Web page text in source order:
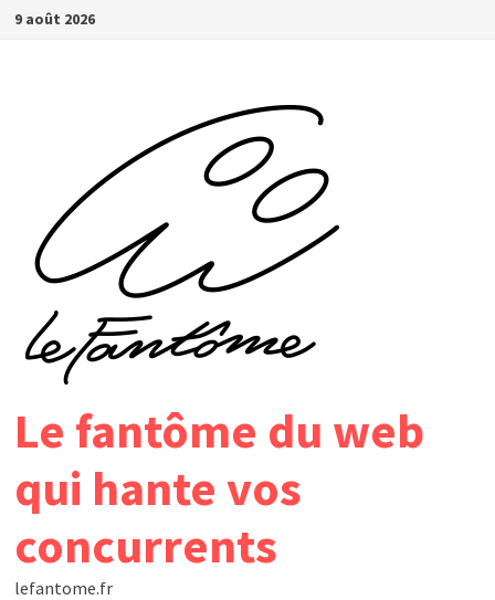
Passer
9 août 2026
Le fantôme du web
qui hante vos
concurrents
lefantome.fr